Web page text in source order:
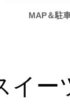
MAP＆駐
イー